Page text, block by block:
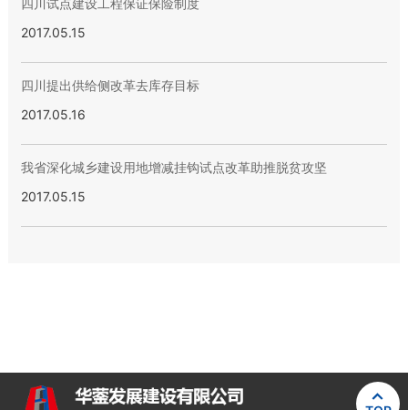
四川试点建设工程保证保险制度
2017.05.15
四川提出供给侧改革去库存目标
2017.05.16
我省深化城乡建设用地增减挂钩试点改革助推脱贫攻坚
2017.05.15
